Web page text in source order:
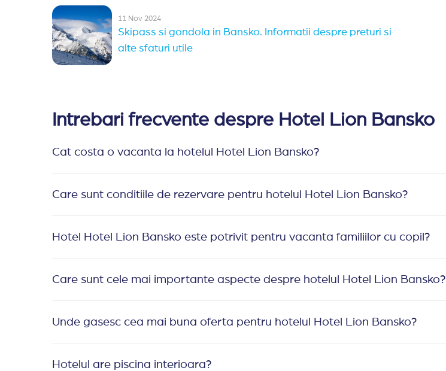
11 Nov 2024
Skipass si gondola in Bansko. Informatii despre preturi si
alte sfaturi utile
Intrebari frecvente despre Hotel Lion Bansko
Cat costa o vacanta la hotelul Hotel Lion Bansko?
Care sunt conditiile de rezervare pentru hotelul Hotel Lion Bansko?
Hotel Hotel Lion Bansko este potrivit pentru vacanta familiilor cu copil?
Care sunt cele mai importante aspecte despre hotelul Hotel Lion Bansko?
Unde gasesc cea mai buna oferta pentru hotelul Hotel Lion Bansko?
Hotelul are piscina interioara?